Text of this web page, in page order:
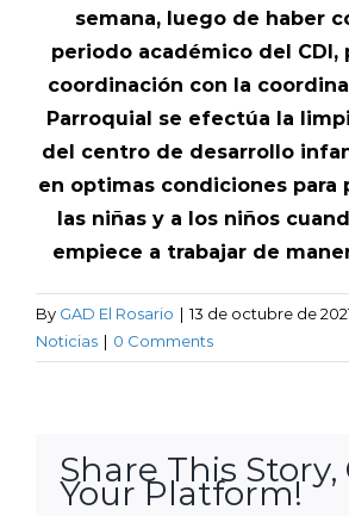
semana, luego de haber
periodo académico del CDI,
coordinación con la
Parroquial se efectúa la
del centro de desarrollo
en optimas condiciones para
las niñas y a los niños
empiece a trabajar de
By GAD El Rosario | 13 de octubre de
Noticias | 0 Comments
Share This Story,
Your Platform!